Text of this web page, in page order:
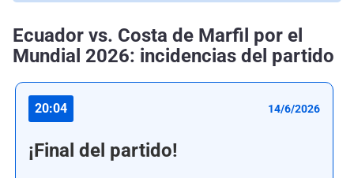
Ecuador vs. Costa de Marfil por el
Mundial 2026: incidencias del partido
20:04 14/6/2026
¡Final del partido!